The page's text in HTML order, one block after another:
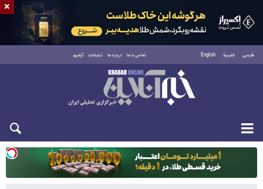
فارسی العربية English تماس با ما درباره ما تبلیغات آرشیو
دوشنبه ۱۹ مرداد ۱۴۰۵
×